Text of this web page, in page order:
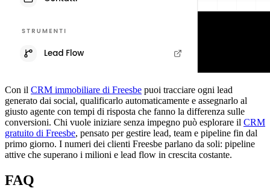
Con il CRM immobiliare di Freesbe puoi tracciare ogni lead
generato dai social, qualificarlo automaticamente e assegnarlo al
giusto agente con tempi di risposta che fanno la differenza sulle
conversioni. Chi vuole iniziare senza impegno può esplorare il CRM
gratuito di Freesbe, pensato per gestire lead, team e pipeline fin dal
primo giorno. I numeri dei clienti Freesbe parlano da soli: pipeline
attive che superano i milioni e lead flow in crescita costante.
FAQ